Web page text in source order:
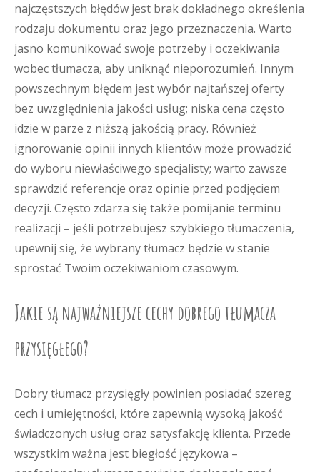
najczęstszych błędów jest brak dokładnego określenia
rodzaju dokumentu oraz jego przeznaczenia. Warto
jasno komunikować swoje potrzeby i oczekiwania
wobec tłumacza, aby uniknąć nieporozumień. Innym
powszechnym błędem jest wybór najtańszej oferty
bez uwzględnienia jakości usług; niska cena często
idzie w parze z niższą jakością pracy. Również
ignorowanie opinii innych klientów może prowadzić
do wyboru niewłaściwego specjalisty; warto zawsze
sprawdzić referencje oraz opinie przed podjęciem
decyzji. Często zdarza się także pomijanie terminu
realizacji – jeśli potrzebujesz szybkiego tłumaczenia,
upewnij się, że wybrany tłumacz będzie w stanie
sprostać Twoim oczekiwaniom czasowym.
Jakie są najważniejsze cechy dobrego tłumacza
przysięgłego?
Dobry tłumacz przysięgły powinien posiadać szereg
cech i umiejętności, które zapewnią wysoką jakość
świadczonych usług oraz satysfakcję klienta. Przede
wszystkim ważna jest biegłość językowa –